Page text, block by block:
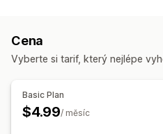
Skladové zásoby
Zobrazení produktů, které
Cena
Vyberte si tarif, který nejlépe
Basic Plan
$4.99/ měsíc